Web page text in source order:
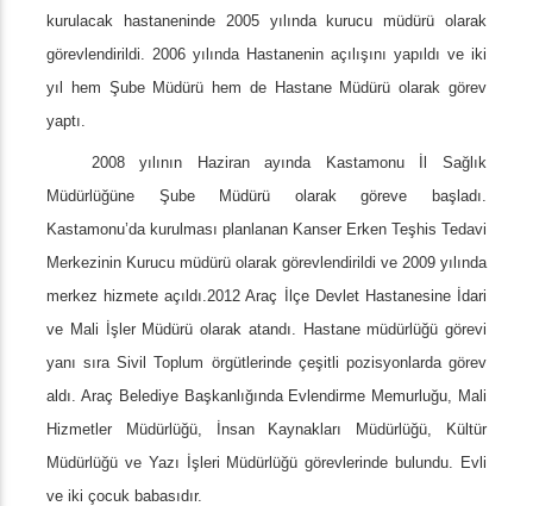
kurulacak hastaneninde 2005 yılında kurucu müdürü olarak
görevlendirildi. 2006 yılında Hastanenin açılışını yapıldı ve iki
yıl hem Şube Müdürü hem de Hastane Müdürü olarak görev
yaptı.
2008 yılının Haziran ayında Kastamonu İl Sağlık
Müdürlüğüne Şube Müdürü olarak göreve başladı.
Kastamonu’da kurulması planlanan Kanser Erken Teşhis Tedavi
Merkezinin Kurucu müdürü olarak görevlendirildi ve 2009 yılında
merkez hizmete açıldı.2012 Araç İlçe Devlet Hastanesine İdari
ve Mali İşler Müdürü olarak atandı. Hastane müdürlüğü görevi
yanı sıra Sivil Toplum örgütlerinde çeşitli pozisyonlarda görev
aldı. Araç Belediye Başkanlığında Evlendirme Memurluğu, Mali
Hizmetler Müdürlüğü, İnsan Kaynakları Müdürlüğü, Kültür
Müdürlüğü ve Yazı İşleri Müdürlüğü görevlerinde bulundu. Evli
ve iki çocuk babasıdır.